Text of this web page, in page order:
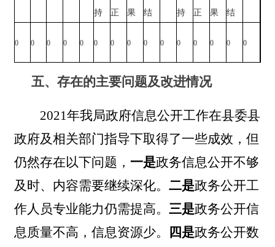
持 正 果 结 持 正 果 结
0 0 0 0 0 0 0 0 0 0 0 0 0 0 0
五、存在的主要问题及改进情况
2021年我局政府信息公开工作在县委县
政府及相关部门指导下取得了一些成效，但
仍然存在以下问题， 一是政务信息公开不够
及时、内容需要继续深化。 二是政务公开工
作人员专业能力仍需提高。 三是政务公开信
息质量不高，信息资源少。
四是政务公开数